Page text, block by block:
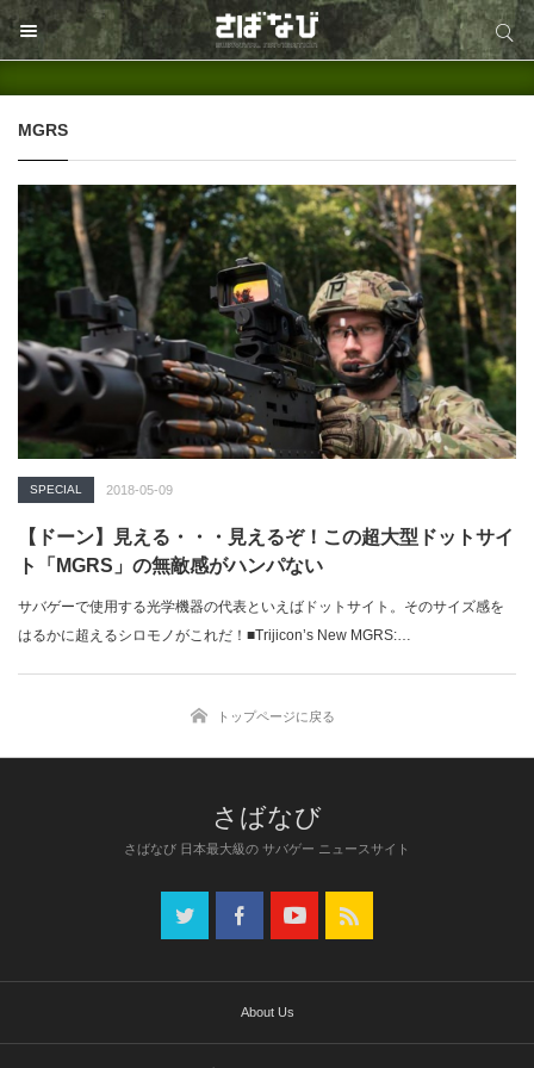
サイト内検索
MGRS
SPECIAL 2018-05-09
【ドーン】見える・・・見えるぞ！この超大型ドットサイ
ト「MGRS」の無敵感がハンパない
サバゲーで使用する光学機器の代表といえばドットサイト。そのサイズ感を
はるかに超えるシロモノがこれだ！■Trijicon’s New MGRS:…
トップページに戻る
さばなび 日本最大級の サバゲー ニュースサイト
About Us
サイト内検索